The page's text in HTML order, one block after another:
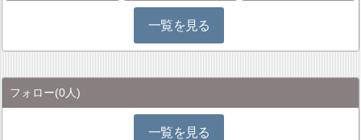
一覧を見る
フォロー(0人)
一覧を見る